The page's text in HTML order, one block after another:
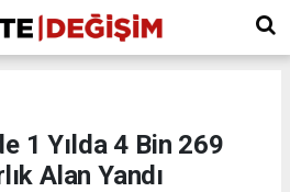
1 Yılda 4 Bin 269
Alan Yandı